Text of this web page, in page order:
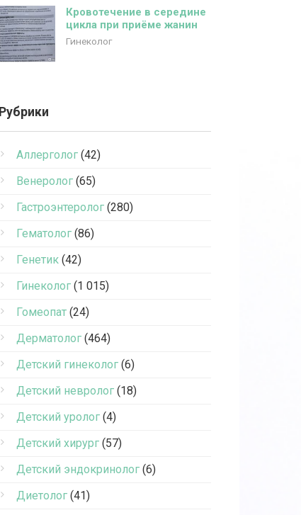
Кровотечение в середине
цикла при приёме жанин
Гинеколог
Рубрики
Аллерголог (42)
Венеролог (65)
Гастроэнтеролог (280)
Гематолог (86)
Генетик (42)
Гинеколог (1 015)
Гомеопат (24)
Дерматолог (464)
Детский гинеколог (6)
Детский невролог (18)
Детский уролог (4)
Детский хирург (57)
Детский эндокринолог (6)
Диетолог (41)